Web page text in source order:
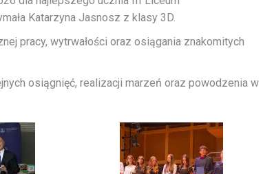
Katarzyna Jasnosz z klasy 3D.
pracy, wytrwałości oraz osiągania znakomitych
osiągnięć, realizacji marzeń oraz powodzenia w